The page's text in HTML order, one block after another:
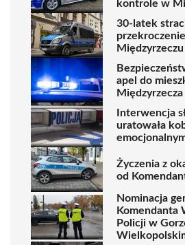
kontrole w
30-latek
Międzyrzeczu
apel do
Międzyrzecza
Interwencja
uratowała
Życzenia z
od
Nominacja
Komendanta
Policji w